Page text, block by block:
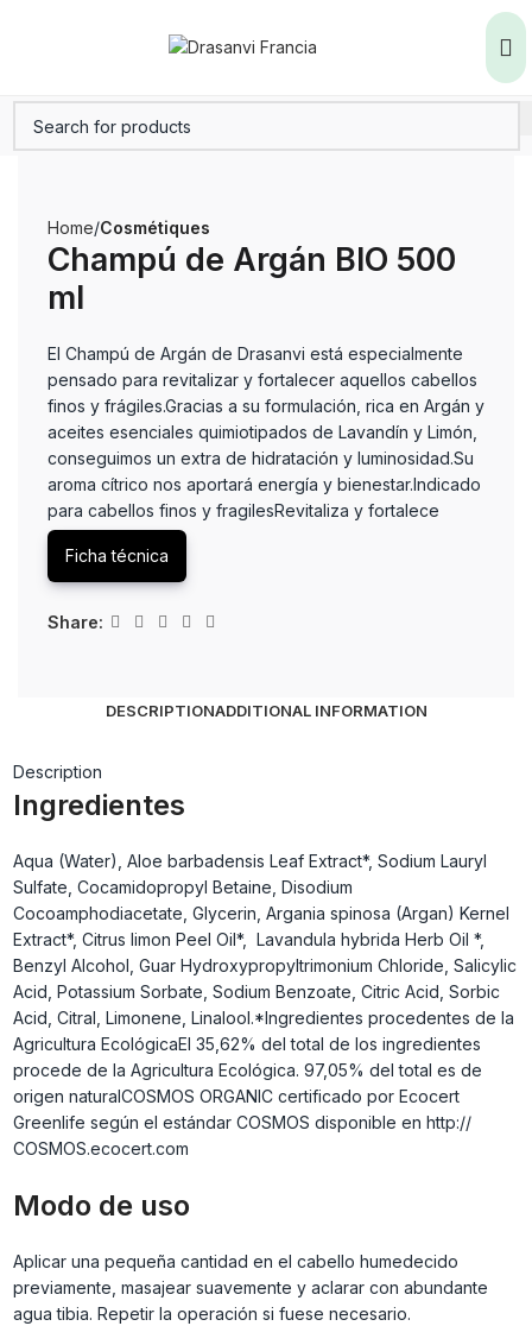
Home Cosmétiques
Champú de Argán BIO 500
ml
El Champú de Argán de Drasanvi está especialmente
pensado para revitalizar y fortalecer aquellos cabellos
finos y frágiles.Gracias a su formulación, rica en Argán y
aceites esenciales quimiotipados de Lavandín y Limón,
conseguimos un extra de hidratación y luminosidad.Su
aroma cítrico nos aportará energía y bienestar.Indicado
para cabellos finos y fragilesRevitaliza y fortalece
Ficha técnica
Share:
DESCRIPTIONADDITIONAL INFORMATION
Description
Ingredientes
Aqua (Water), Aloe barbadensis Leaf Extract*, Sodium Lauryl
Sulfate, Cocamidopropyl Betaine, Disodium
Cocoamphodiacetate, Glycerin, Argania spinosa (Argan) Kernel
Extract*, Citrus limon Peel Oil*, Lavandula hybrida Herb Oil *,
Benzyl Alcohol, Guar Hydroxypropyltrimonium Chloride, Salicylic
Acid, Potassium Sorbate, Sodium Benzoate, Citric Acid, Sorbic
Acid, Citral, Limonene, Linalool.*Ingredientes procedentes de la
Agricultura EcológicaEl 35,62% del total de los ingredientes
procede de la Agricultura Ecológica. 97,05% del total es de
origen naturalCOSMOS ORGANIC certificado por Ecocert
Greenlife según el estándar COSMOS disponible en http://
COSMOS.ecocert.com
Modo de uso
Aplicar una pequeña cantidad en el cabello humedecido
previamente, masajear suavemente y aclarar con abundante
agua tibia. Repetir la operación si fuese necesario.